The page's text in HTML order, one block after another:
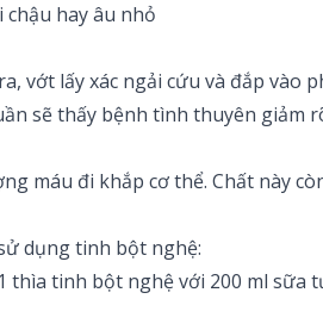
hay âu nhỏ
vớt lấy xác ngải cứu và đắp vào
sẽ thấy bệnh tình thuyên giảm
máu đi khắp cơ thể. Chất này
dụng tinh bột nghệ:
tinh bột nghệ với 200 ml